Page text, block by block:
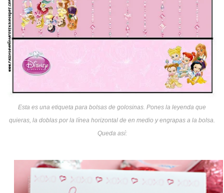
Esta es una etiqueta para bolsas de golosinas. Pones la leyenda que
quieras, la doblas por la línea horizontal de en medio y engrapas a la bolsa.
Queda así: